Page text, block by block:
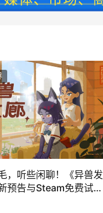
，听些闲聊！《异兽发
预告与Steam免费试玩